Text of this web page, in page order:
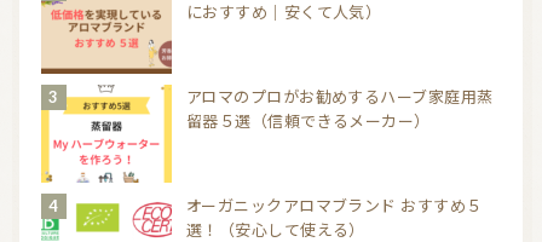
におすすめ｜安くて人気）
アロマのプロがお勧めするハーブ家庭用蒸
留器５選（信頼できるメーカー）
オーガニックアロマブランド おすすめ５
選！（安心して使える）